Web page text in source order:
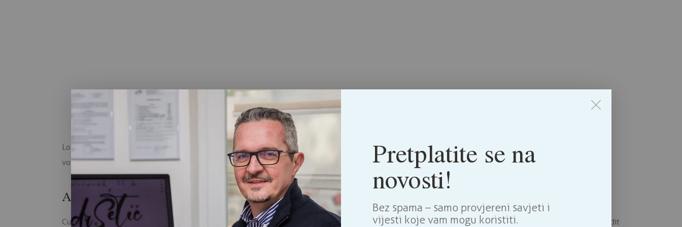
Lorem ipsum dolor sit amet, consetetur sadipscing elitr, sed diam nonumy eirmod tempor invidunt ut labore et dolore magna aliquyam erat, sed diam
voluptua. At vero eos et accusam et justo duo dolores et ea rebum. Stet clita kasd gubergren, no sea takimata sanctus est Lorem ipsum dolor sit amet.
Aliquam quis lobortis quam
Curabitur pellentesque odio magna, id malesuada arcu sodales ut. Sed sed quam ut ex bibendum commodo id id magna. Aliquam sed ligula sed ante blandit
Pretplatite se na
novosti!
Bez spama – samo provjereni savjeti i
vijesti koje vam mogu koristiti.